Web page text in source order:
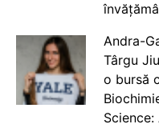
Andra-
Târgu
o bursă